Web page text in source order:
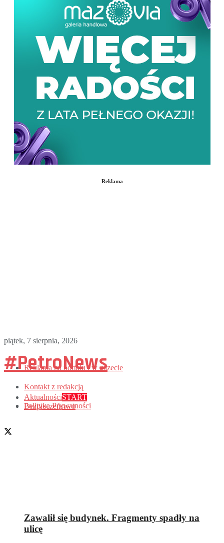
Reklama
piątek, 7 sierpnia, 2026
Reklama na portalu i w gazecie
Kontakt z redakcją
Polityka Prywatności
#PetroNews
AktualnościSTART
Bezpieczeństwo
Zawalił się budynek. Fragmenty spadły na
ulicę